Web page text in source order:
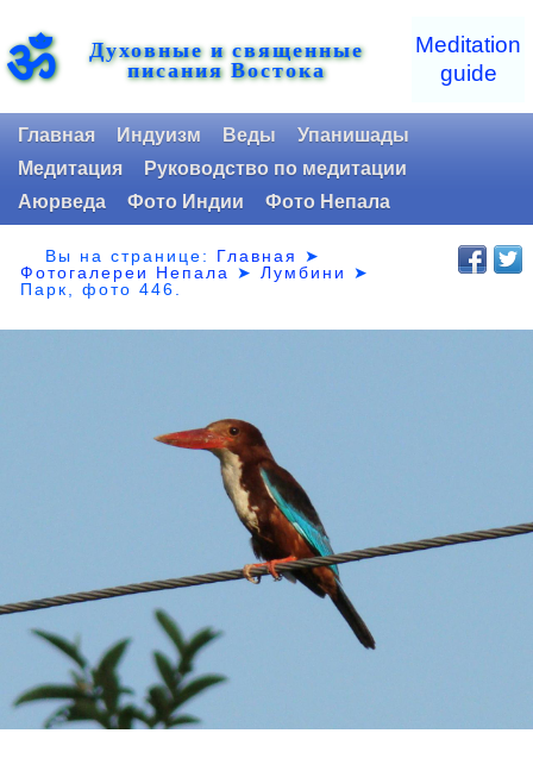
ॐ Духовные и священные
писания Востока
Meditation
guide
Главная Индуизм Веды
Упанишады
Медитация
Руководство по медитации
Аюрведа
Фото Индии Фото Непала
Вы на странице: Главная
➤
Фотогалереи Непала
➤Лумбини
➤
Парк,фото 446.